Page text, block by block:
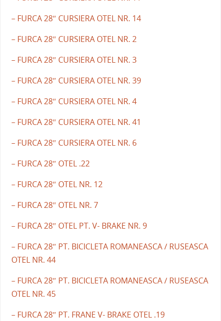
– FURCA 28″ CURSIERA OTEL NR. 14
– FURCA 28″ CURSIERA OTEL NR. 2
– FURCA 28″ CURSIERA OTEL NR. 3
– FURCA 28″ CURSIERA OTEL NR. 39
– FURCA 28″ CURSIERA OTEL NR. 4
– FURCA 28″ CURSIERA OTEL NR. 41
– FURCA 28″ CURSIERA OTEL NR. 6
– FURCA 28″ OTEL .22
– FURCA 28″ OTEL NR. 12
– FURCA 28″ OTEL NR. 7
– FURCA 28″ OTEL PT. V- BRAKE NR. 9
– FURCA 28″ PT. BICICLETA ROMANEASCA / RUSEASCA
OTEL NR. 44
– FURCA 28″ PT. BICICLETA ROMANEASCA / RUSEASCA
OTEL NR. 45
– FURCA 28″ PT. FRANE V- BRAKE OTEL .19